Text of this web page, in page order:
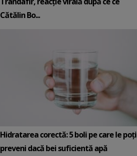
Cătălin Bo...
Hidratarea corectă: 5 boli pe care le poți
preveni dacă bei suficientă apă